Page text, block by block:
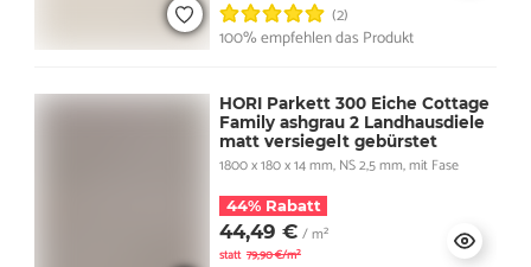
(2)
100% empfehlen das Produkt
HORI Parkett 300 Eiche Cottage
Family ashgrau 2 Landhausdiele
matt versiegelt gebürstet
1800 x 180 x 14 mm, NS 2,5 mm, mit Fase
44% Rabatt
44,49 € / m²
statt 79,90 €/m²